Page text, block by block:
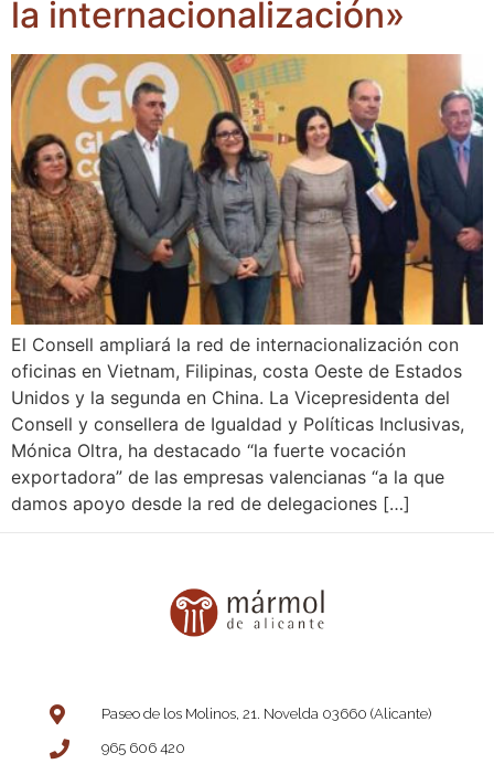
la internacionalización»
El Consell ampliará la red de internacionalización con
oficinas en Vietnam, Filipinas, costa Oeste de Estados
Unidos y la segunda en China. La Vicepresidenta del
Consell y consellera de Igualdad y Políticas Inclusivas,
Mónica Oltra, ha destacado “la fuerte vocación
exportadora” de las empresas valencianas “a la que
damos apoyo desde la red de delegaciones […]
Paseo de los Molinos, 21. Novelda 03660 (Alicante)
965 606 420